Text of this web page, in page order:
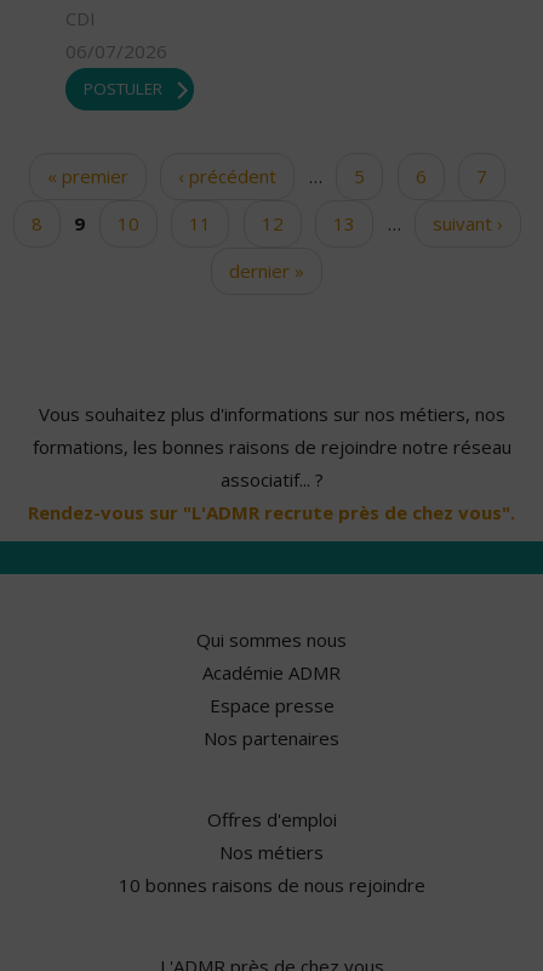
CDI
06/07/2026
POSTULER
Pages« premier ‹ précédent … 5 6
7
8
9 10 11 12 13 …
suivant ›
dernier »
Vous souhaitez plus d'informations sur nos métiers, nos
formations, les bonnes raisons de rejoindre notre réseau
associatif... ?
Rendez-vous sur "L'ADMR recrute près de chez vous".
Qui sommes nous
Académie ADMR
Espace presse
Nos partenaires
Offres d'emploi
Nos métiers
10 bonnes raisons de nous rejoindre
L'ADMR près de chez vous